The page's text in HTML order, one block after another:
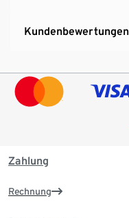
Kundenbewertungen
Zahlung
Rechnung